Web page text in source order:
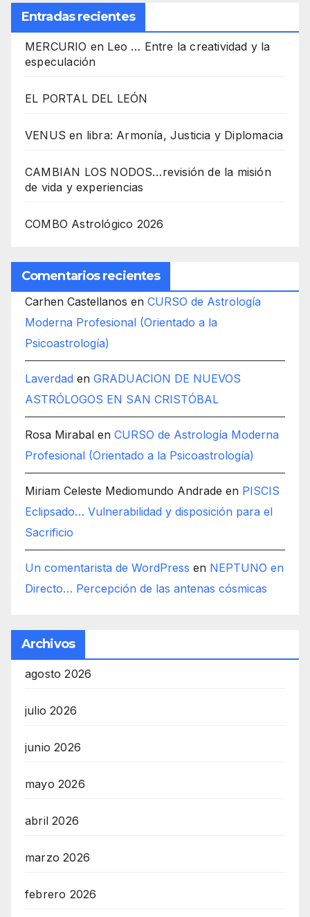
Entradas recientes
MERCURIO en Leo … Entre la creatividad y la
especulación
EL PORTAL DEL LEÓN
VENUS en libra: Armonía, Justicia y Diplomacia
CAMBIAN LOS NODOS…revisión de la misión
de vida y experiencias
COMBO Astrológico 2026
Comentarios recientes
Carhen Castellanos en CURSO de Astrología
Moderna Profesional (Orientado a la
Psicoastrología)
Laverdad en GRADUACION DE NUEVOS
ASTRÓLOGOS EN SAN CRISTÓBAL
Rosa Mirabal en CURSO de Astrología Moderna
Profesional (Orientado a la Psicoastrología)
Miriam Celeste Mediomundo Andrade en PISCIS
Eclipsado… Vulnerabilidad y disposición para el
Sacrificio
Un comentarista de WordPress en NEPTUNO en
Directo… Percepción de las antenas cósmicas
Archivos
agosto 2026
julio 2026
junio 2026
mayo 2026
abril 2026
marzo 2026
febrero 2026